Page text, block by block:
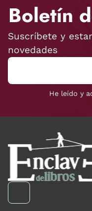
Boletín
Suscríbete y
novedades
He leído y